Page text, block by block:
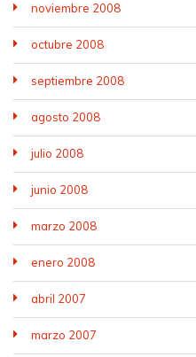
noviembre 2008
octubre 2008
septiembre 2008
agosto 2008
julio 2008
junio 2008
marzo 2008
enero 2008
abril 2007
marzo 2007